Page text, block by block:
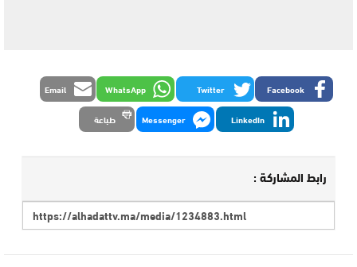
Facebook
Twitter
WhatsApp
Email
LinkedIn
Messenger طباعة
رابط المشاركة :